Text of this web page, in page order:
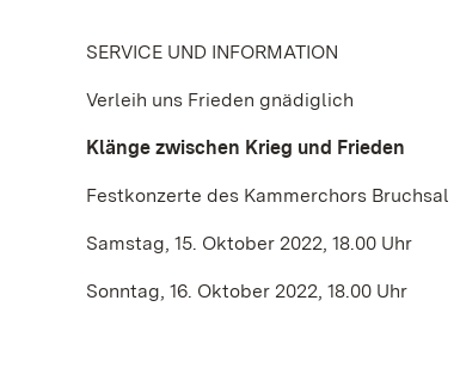
SERVICE UND INFORMATION
Verleih uns Frieden gnädiglich
Klänge zwischen Krieg und Frieden
Festkonzerte des Kammerchors Bruchsal
Samstag, 15. Oktober 2022, 18.00 Uhr
Sonntag, 16. Oktober 2022, 18.00 Uhr